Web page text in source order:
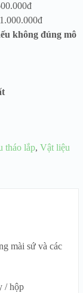
không đúng mô
tháo lắp, Vật liệu
mài sứ và các
/ hộp